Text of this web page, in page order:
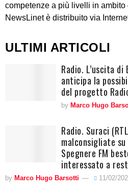
competenze a più livelli in ambito
NewsLinet è distribuito via
ULTIMI ARTICOLI
Radio. L’uscita
anticipa la
del progetto
by Marco Hugo
Radio. Suraci
malconsigliate su
Spegnere FM
interessato a
by Marco Hugo Barsotti 11/02/